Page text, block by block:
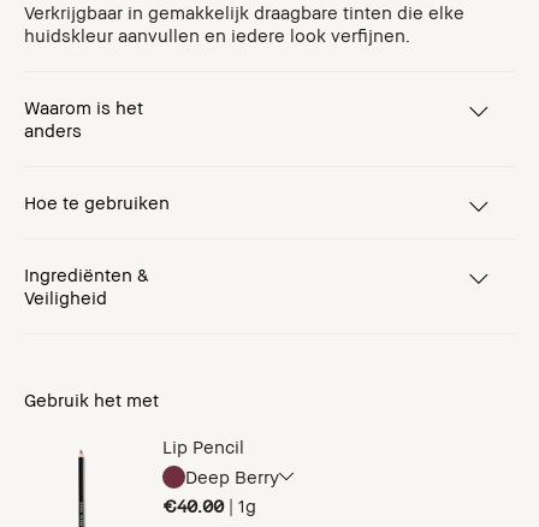
Verkrijgbaar in gemakkelijk draagbare tinten die elke
huidskleur aanvullen en iedere look verfijnen.
Waarom is het
anders
Hoe te gebruiken
Ingrediënten &
Veiligheid
Gebruik het met
Lip Pencil
Deep Berry
€40.00 | 1g